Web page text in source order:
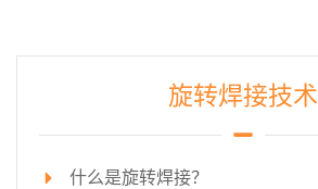
旋转焊接技术
什么是旋转焊接？